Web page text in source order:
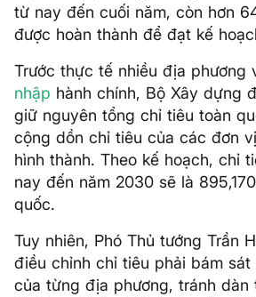
từ nay đến cuối năm, còn hơn
được hoàn thành để đạt kế
Trước thực tế nhiều địa phương
nhập hành chính, Bộ Xây dựng
giữ nguyên tổng chỉ tiêu toàn
cộng dồn chỉ tiêu của các đơn
hình thành. Theo kế hoạch, chỉ
nay đến năm 2030 sẽ là
quốc.
Tuy nhiên, Phó Thủ tướng Trần
điều chỉnh chỉ tiêu phải bám
của từng địa phương, tránh dàn